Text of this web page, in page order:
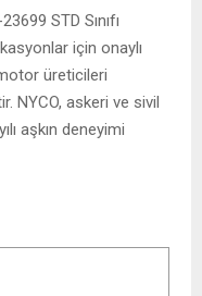
STD Sınıfı
için onaylı
üreticileri
NYCO, askeri ve sivil
aşkın deneyimi